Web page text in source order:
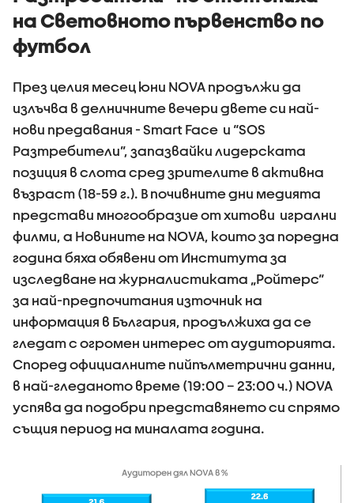
на Световното първенство по
футбол
През целия месец юни NOVA продължи да
излъчва в делничните вечери двете си най-
нови предавания - Smart Face и “SOS
Разтребители”, запазвайки лидерската
позиция в слота сред зрителите в активна
възраст (18-59 г.). В почивните дни медията
представи многообразие от хитови игрални
филми, а Новините на NOVA, които за поредна
година бяха обявени от Института за
изследване на журналистиката „Ройтерс“
за най-предпочитания източник на
информация в България, продължиха да се
гледат с огромен интерес от аудиторията.
Според официалните пийпълметрични данни,
в най-гледаното време (19:00 – 23:00 ч.) NOVA
успява да подобри представянето си спрямо
същия период на миналата година.